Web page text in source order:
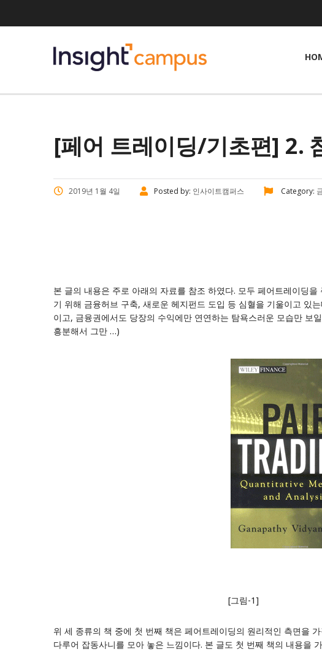
[페어 트레이딩/기초편] 2.
2019년 1월 4일 Posted by: 인사이트캠퍼스 Category:
본 글의 내용은 주로 아래의 자료를 참조 하였다. 모두 페어트레이딩
기 위해 금융허브 구축, 새로운 헤지펀드 도입 등 심혈을 기울이고 있
이고, 금융권에서도 당장의 수익에만 연연하는 탐욕스러운 모습만 보
흥분해서 그만 …)
[그림-1]
위 세 종류의 책 중에 첫 번째 책은 페어트레이딩의 원리적인 측면을
다루어 잡동사니를 모아 놓은 느낌이다. 본 글도 첫 번째 책의 내용을